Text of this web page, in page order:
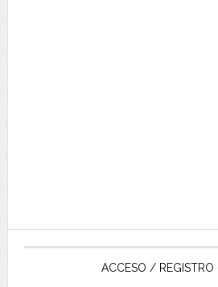
ACCESO / REGISTRO